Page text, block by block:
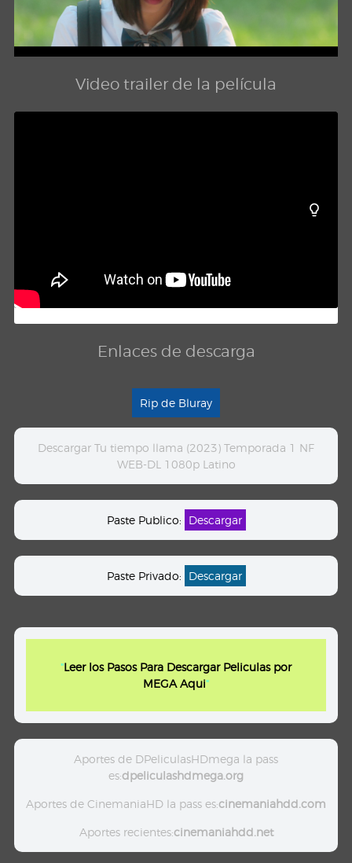
Video trailer de la película
Enlaces de descarga
Rip de Bluray
Descargar Tu tiempo llama (2023) Temporada 1 NF
WEB-DL 1080p Latino
Paste Publico: Descargar
Paste Privado: Descargar
"Leer los Pasos Para Descargar Peliculas por
MEGA Aqui"
Aportes de DPeliculasHDmega la pass
es:dpeliculashdmega.org
Aportes de CinemaniaHD la pass es:cinemaniahdd.com
Aportes recientes:cinemaniahdd.net